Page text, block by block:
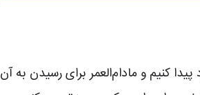
کنیم و مادام‌العمر برای رسیدن به آن